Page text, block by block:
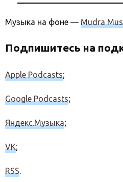
Музыка на фоне — Mudra
Подпишитесь на
Apple Podcasts;
Google Podcasts;
Яндекс.Музыка;
VK;
RSS.